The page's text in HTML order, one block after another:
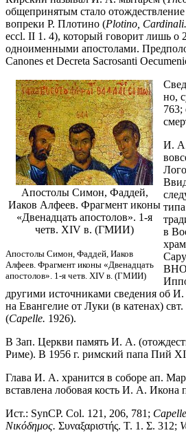
общепринятым стало
вопреки Р. Плотино (Plotino, Cardinali.
eccl. II 1. 4), который говорит лишь о
одноименными апостолами.
Canones et Decreta Sacrosanti
Апостолы Симон, Фаддей,
Иаков Алфеев. Фрагмент иконы
«Двенадцать апостолов». 1-я
четв. XIV в. (ГМИИ)
Апостолы Симон, Фаддей, Иаков
Алфеев. Фрагмент иконы «Двенадцать
апостолов». 1-я четв. XIV в. (ГМИИ)
но,
763;
И.
в
другими источниками сведения об
на Евангелие от Луки (в катенах)
(Capelle. 1926).
В Зап. Церкви память И. А.
Риме). В 1956 г. римский папа Пий
Глава И. А. хранится в соборе ап.
вставлена лобовая кость И. А. Икона
Ист.: SynCP. Col. 121, 206, 781;
Νικόδημος. Συναξαριστής. Τ. 1. Σ. 312;